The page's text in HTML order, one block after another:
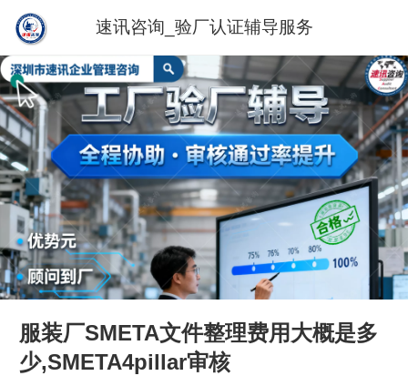
速讯咨询_验厂认证辅导服务
服装厂SMETA文件整理费用大概是多
少,SMETA4pillar审核